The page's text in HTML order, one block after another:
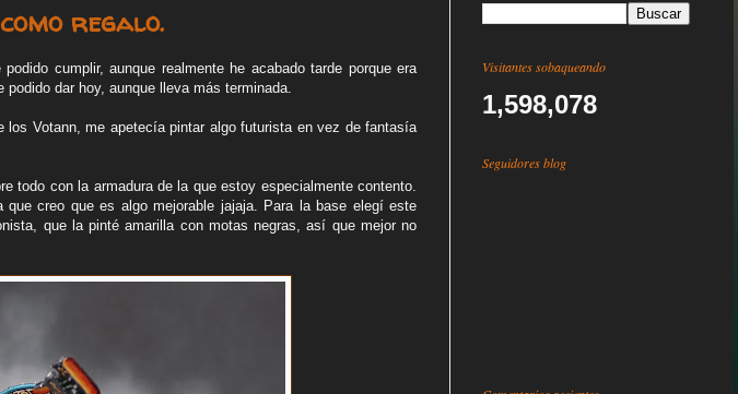
regalo.
podido cumplir, aunque realmente he acabado tarde porque era
dar hoy, aunque lleva más terminada.
Votann, me apetecía pintar algo futurista en vez de fantasía
todo con la armadura de la que estoy especialmente contento.
creo que es algo mejorable jajaja. Para la base elegí este
que la pinté amarilla con motas negras, así que mejor no
Visitantes sobaqueando
1,598,078
Seguidores blog